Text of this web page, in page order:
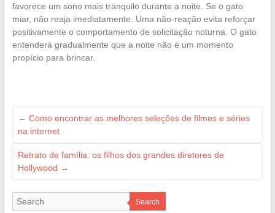
favorece um sono mais tranquilo durante a noite. Se o gato
miar, não reaja imediatamente. Uma não-reação evita reforçar
positivamente o comportamento de solicitação noturna. O gato
entenderá gradualmente que a noite não é um momento
propício para brincar.
← Como encontrar as melhores seleções de filmes e séries
na internet
Retrato de família: os filhos dos grandes diretores de
Hollywood →
Search